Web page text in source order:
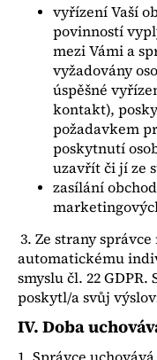
vyřízení Vaší
povinností
mezi Vámi a
vyžadovány
úspěšné
kontakt),
požadavkem
poskytnutí
uzavřít či jí ze
zasílání
3. Ze strany
automatickému
smyslu čl. 22
poskytl/a svůj
IV. Doba
1. Správce